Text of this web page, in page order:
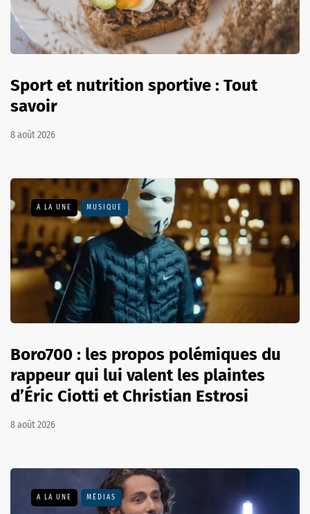
Sport et nutrition sportive : Tout
savoir
8 août 2026
A LA UNE MUSIQUE
Boro700 : les propos polémiques du
rappeur qui lui valent les plaintes
d’Éric Ciotti et Christian Estrosi
8 août 2026
A LA UNE MÉDIAS